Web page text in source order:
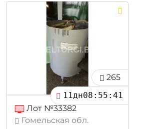
265
11дн08:55:39
Лот №33382
Гомельская обл.